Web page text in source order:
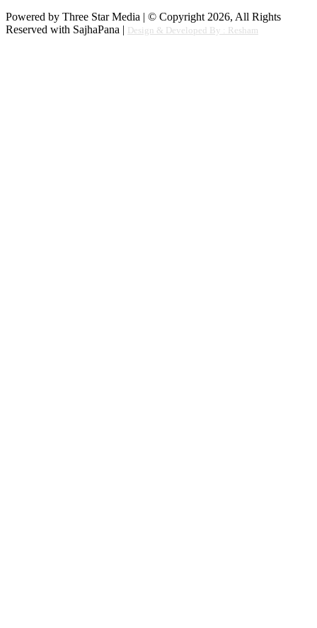
Powered by Three Star Media | © Copyright 2026, All Rights
Reserved with SajhaPana | Design & Developed By : Resham